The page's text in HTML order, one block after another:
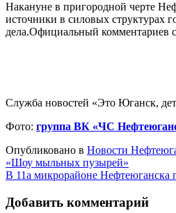
Накануне в пригородной черте
источники в силовых структурах
дела.Официальный комментариев
Служба новостей «Это Юганск,
Фото: группа ВК «ЧС
Опубликовано в Новости
Навигация
по
записям
«Шоу мыльных пузырей»
В 11а микрорайоне
Добавить комментарий